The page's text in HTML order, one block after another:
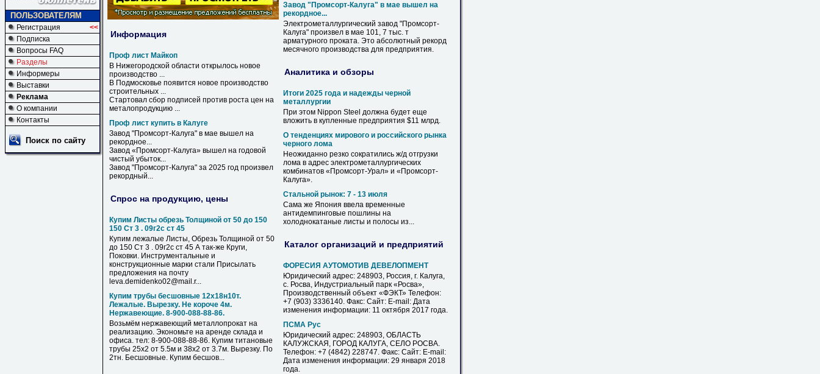
ПОЛЬЗОВАТЕЛЯМ
Регистрация
<<
Подписка
Вопросы FAQ
Разделы
Информеры
Выставки
Реклама
О компании
Контакты
Поиск по сайту
Информация
Проф лист Майкоп
В Нижегородской области открылось новое
производство ...
В Подмосковье появится новое производство
строительных ...
Стартовал сбор подписей против роста цен на
металопродукцию ...
Проф лист купить в Калуге
Завод "Промсорт-Калуга" в мае вышел на
рекордное...
Завод «Промсорт-Калуга» вышел на годовой
чистый убыток...
Завод "Промсорт-Калуга" за 2025 год произвел
рекордный...
Спрос на продукцию, цены
Купим Листы обрезь Толщиной от 50 до 150
150 Ст 3 . 09г2с ст 45
Купим лежалые Листы, Обрезь Толщиной от 50
до 150 Ст 3 . 09г2с ст 45 А так-же Круги,
Поковки. Инструментальные и
конструкционные марки стали Присылать
предложения на почту
leva.demidenko02@mail.r...
Купим трубы бесшовные 12х18н10т.
Лежалые. Вырезку. Не короче 4м.
Нержавеющие. 8-900-088-88-86.
Возьмём нержавеющий металлопрокат на
реализацию. Экономьте на аренде склада и
офиса. тел: 8-900-088-88-86. Купим титановые
трубы 25х2 от 5.5м и 38х2 от 3.7м. Вырезку. По
2тн. Бесшовные. Купим бесшов...
Завод "Промсорт-Калуга" в мае вышел на
рекордное...
Электрометаллургический завод "Промсорт-
Калуга" произвел в мае 101, 7 тыс. т
арматурного проката. Это абсолютный рекорд
месячного производства для предприятия.
Аналитика и обзоры
Итоги 2025 года и надежды черной
металлургии
При этом Nippon Steel должна будет еще
вложить в купленные предприятия $11 млрд.
О тенденциях мирового и российского рынка
черного лома
Неожиданно резко сократились ж/д отгрузки
лома в адрес электрометаллургических
комбинатов «Промсорт-Урал» и «Промсорт-
Калуга».
Стальной рынок: 7 - 13 июля
Сама же Япония ввела временные
антидемпинговые пошлины на
холоднокатаные листы и полосы из...
Каталог организаций и предприятий
ФОРЕСИЯ АУТОМОТИВ ДЕВЕЛОПМЕНТ
Юридический адрес: 248903, Россия, г. Калуга,
с. Росва, Индустриальный парк «Росва»,
Производственный объект «ФЭКТ» Телефон:
+7 (903) 3336140. Факс: Сайт: E-mail: Дата
изменения информации: 11 октября 2017 года.
ПСМА Рус
Юридический адрес: 248903, ОБЛАСТЬ
КАЛУЖСКАЯ, ГОРОД КАЛУГА, СЕЛО РОСВА.
Телефон: +7 (4842) 228747. Факс: Сайт: E-mail:
Дата изменения информации: 29 января 2018
года.